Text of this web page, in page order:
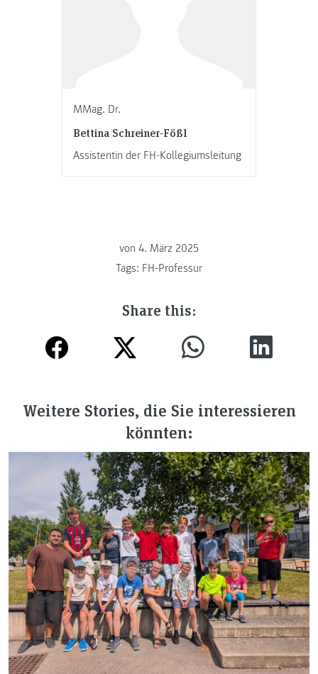
MMag. Dr.
Bettina Schreiner-Fößl
Assistentin der FH-Kollegiumsleitung
von 4. März 2025
Tags: FH-Professur
Share this:
Weitere Stories, die Sie interessieren
könnten: